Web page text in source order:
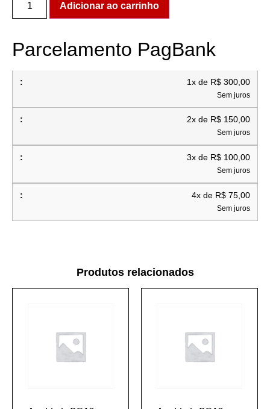
Adicionar ao carrinho
Parcelamento PagBank
1x de R$ 300,00
Sem juros
2x de R$ 150,00
Sem juros
3x de R$ 100,00
Sem juros
4x de R$ 75,00
Sem juros
Produtos relacionados